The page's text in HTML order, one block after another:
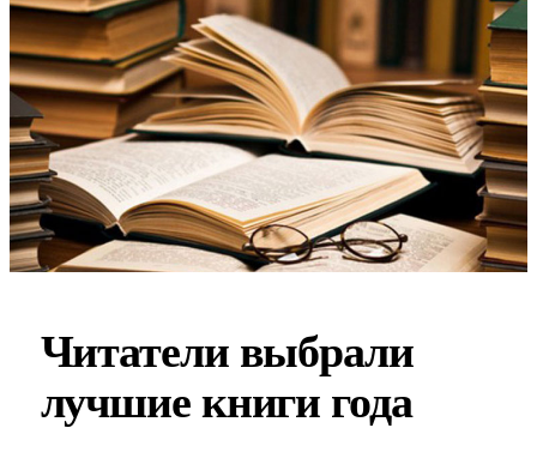
Читатели выбрали
лучшие книги года